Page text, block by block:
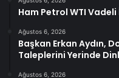
Ham Petrol WTI
Ağustos 6, 2026
Başkan Erkan Aydın,
Taleplerini Yerinde
Ağustos 6, 2026